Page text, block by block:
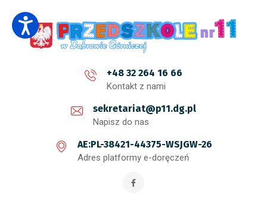
+48 32 264 16 66
Kontakt z nami
sekretariat@p11.dg.pl
Napisz do nas
AE:PL-38421-44375-WSJGW-26
Adres platformy e-doręczeń